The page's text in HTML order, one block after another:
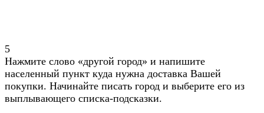
5
Нажмите слово «другой город» и напишите
населенный пункт куда нужна доставка Вашей
покупки. Начинайте писать город и выберите его из
выплывающего списка-подсказки.